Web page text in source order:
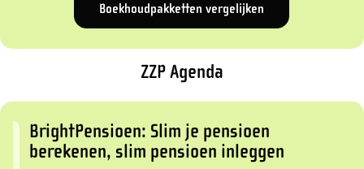
Boekhoudpakketten vergelijken
ZZP Agenda
BrightPensioen: Slim je pensioen
berekenen, slim pensioen inleggen